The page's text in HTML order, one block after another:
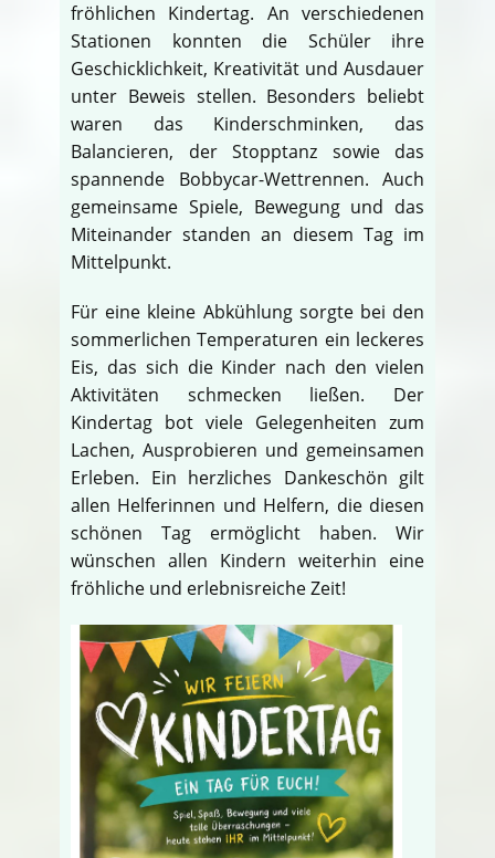
fröhlichen Kindertag. An verschiedenen
Stationen konnten die Schüler ihre
Geschicklichkeit, Kreativität und Ausdauer
unter Beweis stellen. Besonders beliebt
waren das Kinderschminken, das
Balancieren, der Stopptanz sowie das
spannende Bobbycar-Wettrennen. Auch
gemeinsame Spiele, Bewegung und das
Miteinander standen an diesem Tag im
Mittelpunkt.
Für eine kleine Abkühlung sorgte bei den
sommerlichen Temperaturen ein leckeres
Eis, das sich die Kinder nach den vielen
Aktivitäten schmecken ließen. Der
Kindertag bot viele Gelegenheiten zum
Lachen, Ausprobieren und gemeinsamen
Erleben. Ein herzliches Dankeschön gilt
allen Helferinnen und Helfern, die diesen
schönen Tag ermöglicht haben. Wir
wünschen allen Kindern weiterhin eine
fröhliche und erlebnisreiche Zeit!